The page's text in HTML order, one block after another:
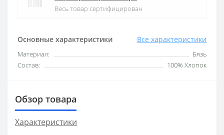
Основные характеристики Все характеристики
Материал:
Бязь
Состав:
100% Хлопок
Весь товар сертифицирован
Обзор товара
Характеристики